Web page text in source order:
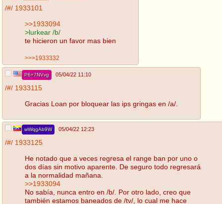
/#/ 1933101
>>1933094
>lurkear /b/
te hicieron un favor mas bien
>>>1933332
P6+7NVvg 05/04/22 11:10
/#/ 1933115
Gracias Loan por bloquear las ips gringas en /a/.
wWqgAb9W 05/04/22 12:23
/#/ 1933125
He notado que a veces regresa el range ban por uno o
dos días sin motivo aparente. De seguro todo regresará
a la normalidad mañana.
>>1933094
No sabía, nunca entro en /b/. Por otro lado, creo que
también estamos baneados de /tv/, lo cual me hace